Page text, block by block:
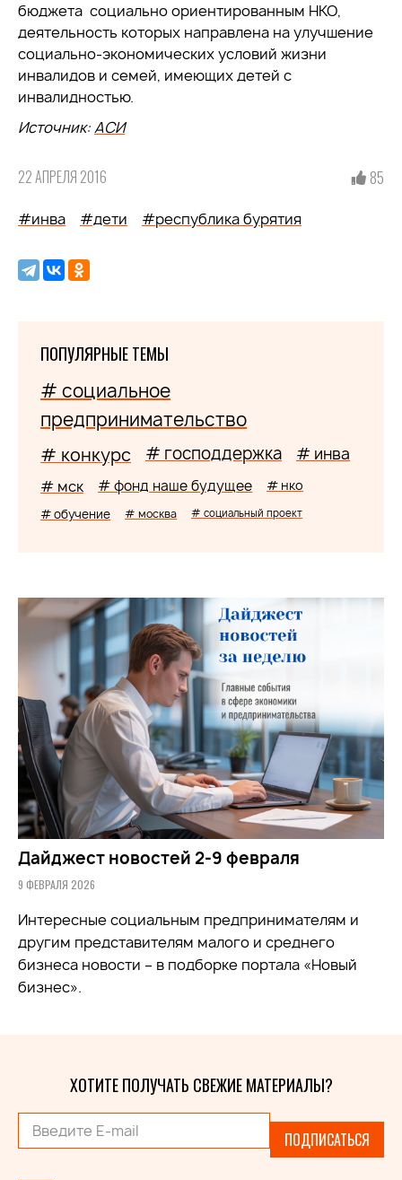
бюджета социально ориентированным НКО,
деятельность которых направлена на улучшение
социально-экономических условий жизни
инвалидов и семей, имеющих детей с
инвалидностью.
Источник:АСИ
22 АПРЕЛЯ 2016 85
#инва #дети #республика бурятия
ПОПУЛЯРНЫЕ ТЕМЫ
# социальное
предпринимательство
# конкурс # господдержка # инва
# мск # фонд наше будущее # нко
# обучение # москва # социальный проект
Дайджест новостей 2-9 февраля
9 ФЕВРАЛЯ 2026
Интересные социальным предпринимателям и
другим представителям малого и среднего
бизнеса новости – в подборке портала «Новый
бизнес».
ХОТИТЕ ПОЛУЧАТЬ СВЕЖИЕ МАТЕРИАЛЫ?
ПОДПИСАТЬСЯ